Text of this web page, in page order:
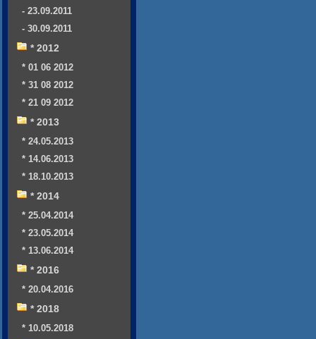
- 23.09.2011
- 30.09.2011
* 2012
* 01 06 2012
* 31 08 2012
* 21 09 2012
* 2013
* 24.05.2013
* 14.06.2013
* 18.10.2013
* 2014
* 25.04.2014
* 23.05.2014
* 13.06.2014
* 2016
* 20.04.2016
* 2018
* 10.05.2018